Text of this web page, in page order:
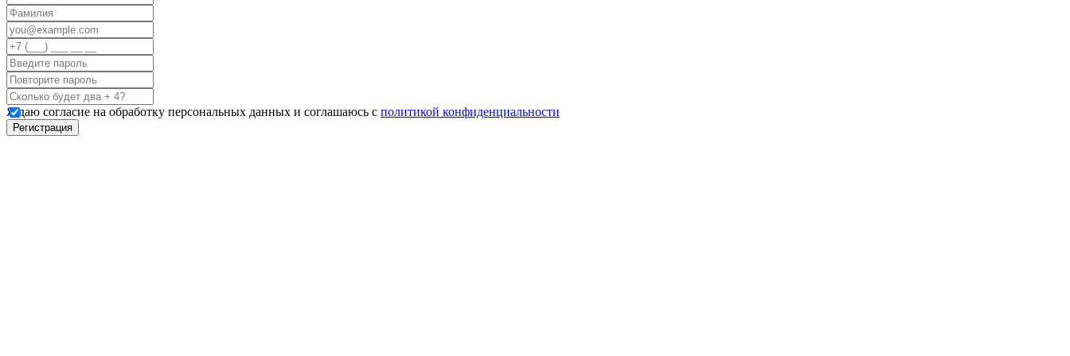
Я даю согласие на обработку персональных данных и соглашаюсь с политикой конфиденциальности
Регистрация